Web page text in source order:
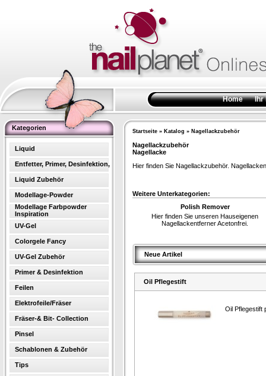
Home Ihr
Kategorien
Liquid
Entfetter, Primer, Desinfektion,
Liquid Zubehör
Modellage-Powder
Modellage Farbpowder
Inspiration
UV-Gel
Colorgele Fancy
UV-Gel Zubehör
Primer & Desinfektion
Feilen
Elektrofeile/Fräser
Fräser-& Bit- Collection
Pinsel
Schablonen & Zubehör
Tips
Startseite » Katalog » Nagellackzubehör
Nagellackzubehör
Nagellacke
Hier finden Sie Nagellackzubehör.
Weitere Unterkategorien:
Polish Remover
Hier finden Sie unseren Hauseigenen
Nagellackentferner Acetonfrei.
Neue Artikel
Oil Pflegestift
Oil Pflegestift